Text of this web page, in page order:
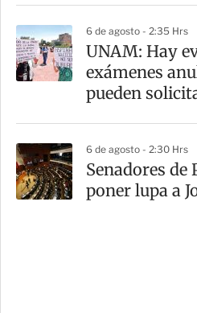
6 de agosto - 2:35 Hrs
UNAM: Hay
exámenes
pueden
6 de agosto - 2:30 Hrs
Senadores de
poner lupa a